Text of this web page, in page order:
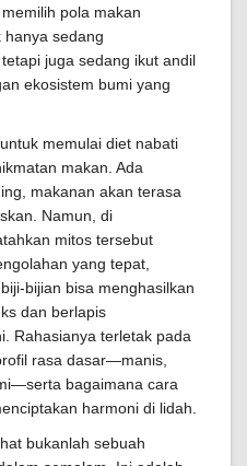
pola makan
hanya sedang
juga sedang ikut andil
ekosistem bumi yang
memulai diet nabati
makan. Ada
makanan akan terasa
Namun, di
mitos tersebut
yang tepat,
bijian bisa menghasilkan
dan berlapis
Rahasianya terletak pada
rasa dasar—manis,
bagaimana cara
harmoni di lidah.
bukanlah sebuah